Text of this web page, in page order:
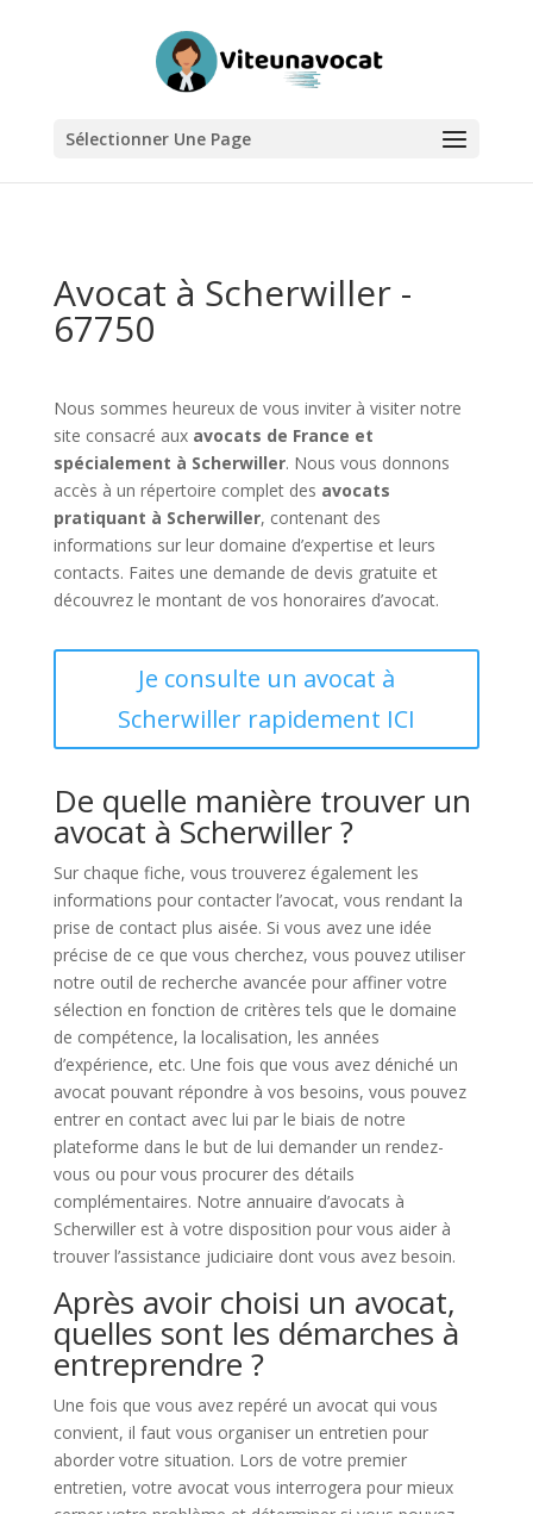
Sélectionner Une Page
Avocat à Scherwiller -
67750
Nous sommes heureux de vous inviter à visiter notre
site consacré aux avocats de France et
spécialement à Scherwiller. Nous vous donnons
accès à un répertoire complet des avocats
pratiquant à Scherwiller, contenant des
informations sur leur domaine d’expertise et leurs
contacts. Faites une demande de devis gratuite et
découvrez le montant de vos honoraires d’avocat.
Je consulte un avocat à
Scherwiller rapidement ICI
De quelle manière trouver un
avocat à Scherwiller ?
Sur chaque fiche, vous trouverez également les
informations pour contacter l’avocat, vous rendant la
prise de contact plus aisée. Si vous avez une idée
précise de ce que vous cherchez, vous pouvez utiliser
notre outil de recherche avancée pour affiner votre
sélection en fonction de critères tels que le domaine
de compétence, la localisation, les années
d’expérience, etc. Une fois que vous avez déniché un
avocat pouvant répondre à vos besoins, vous pouvez
entrer en contact avec lui par le biais de notre
plateforme dans le but de lui demander un rendez-
vous ou pour vous procurer des détails
complémentaires. Notre annuaire d’avocats à
Scherwiller est à votre disposition pour vous aider à
trouver l’assistance judiciaire dont vous avez besoin.
Après avoir choisi un avocat,
quelles sont les démarches à
entreprendre ?
Une fois que vous avez repéré un avocat qui vous
convient, il faut vous organiser un entretien pour
aborder votre situation. Lors de votre premier
entretien, votre avocat vous interrogera pour mieux